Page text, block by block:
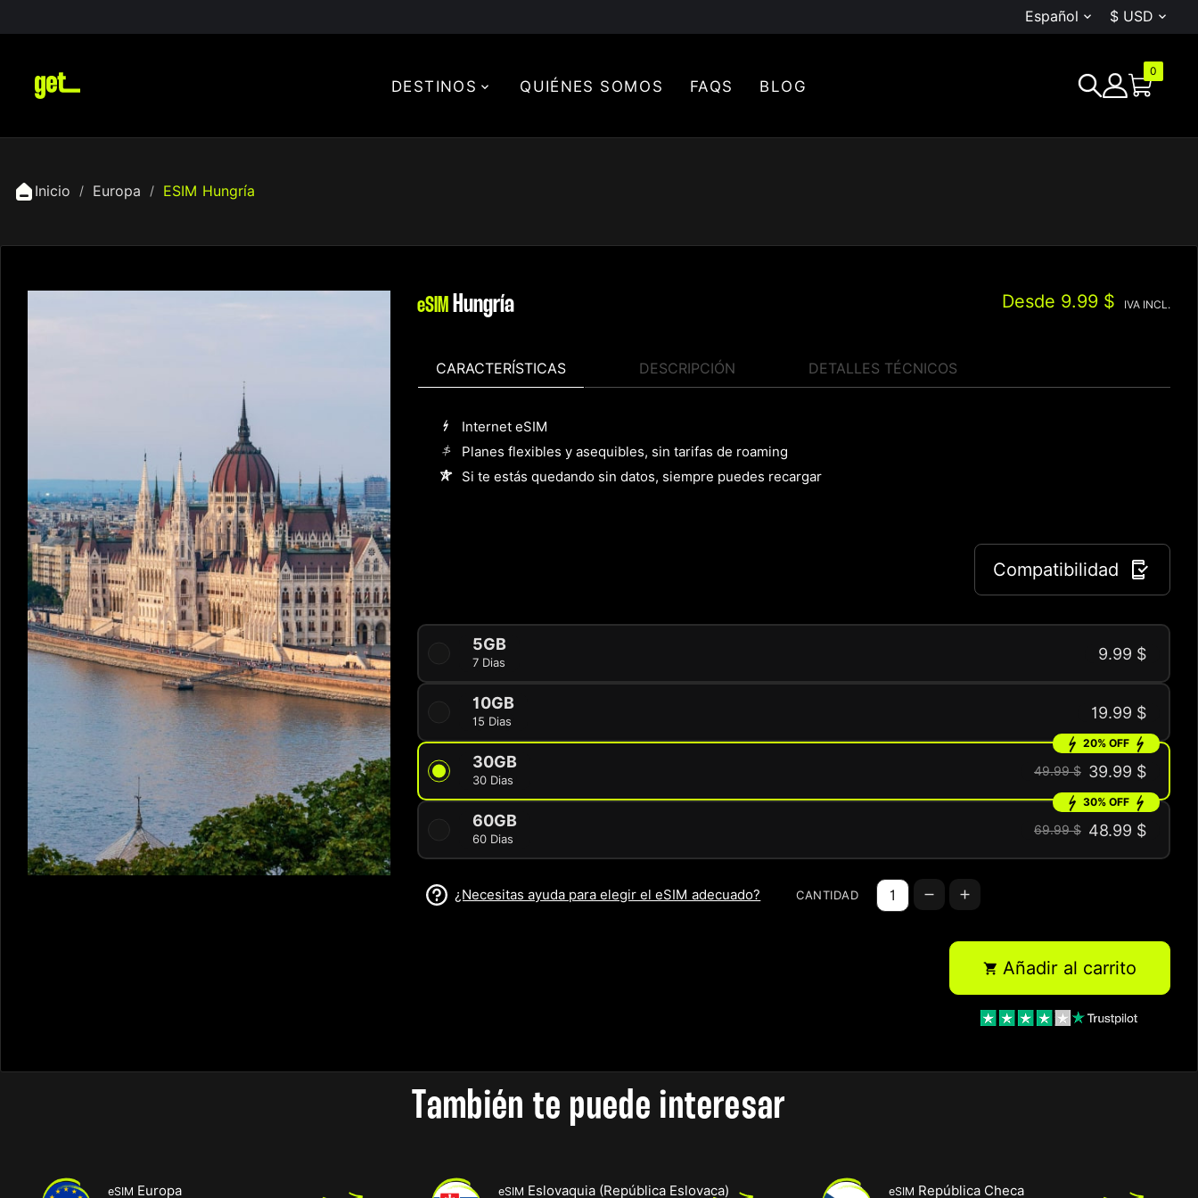
Español  $ USD 
DESTINOS QUIÉNES SOMOS FAQS BLOG
0
Inicio Europa ESIM Hungría
eSIM Hungría Desde 9.99 $ IVA INCL.
CARACTERÍSTICAS DESCRIPCIÓN DETALLES TÉCNICOS
Internet eSIM
Planes flexibles y asequibles, sin tarifas de roaming
Si te estás quedando sin datos, siempre puedes recargar
Compatibilidad
5GB
7 Dias 9.99 $
10GB
15 Dias 19.99 $
30GB
30 Dias
20% OFF
49.99 $ 39.99 $
60GB
60 Dias
30% OFF
69.99 $ 48.99 $
¿Necesitas ayuda para elegir el eSIM adecuado? CANTIDAD
 Añadir al carrito
También te puede interesar
eSIM Europa eSIM Eslovaquia (República Eslovaca) eSIM República Checa